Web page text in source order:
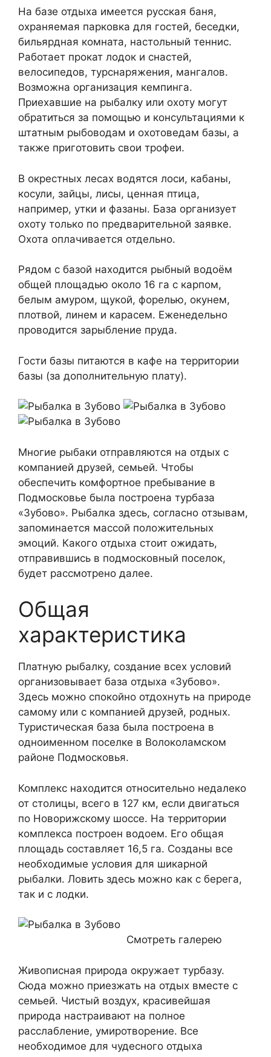
На базе отдыха имеется русская баня,
охраняемая парковка для гостей, беседки,
бильярдная комната, настольный теннис.
Работает прокат лодок и снастей,
велосипедов, турснаряжения, мангалов.
Возможна организация кемпинга.
Приехавшие на рыбалку или охоту могут
обратиться за помощью и консультациями к
штатным рыбоводам и охотоведам базы, а
также приготовить свои трофеи.
В окрестных лесах водятся лоси, кабаны,
косули, зайцы, лисы, ценная птица,
например, утки и фазаны. База организует
охоту только по предварительной заявке.
Охота оплачивается отдельно.
Рядом с базой находится рыбный водоём
общей площадью около 16 га с карпом,
белым амуром, щукой, форелью, окунем,
плотвой, линем и карасем. Еженедельно
проводится зарыбление пруда.
Гости базы питаются в кафе на территории
базы (за дополнительную плату).
Многие рыбаки отправляются на отдых с
компанией друзей, семьей. Чтобы
обеспечить комфортное пребывание в
Подмосковье была построена турбаза
«Зубово». Рыбалка здесь, согласно отзывам,
запоминается массой положительных
эмоций. Какого отдыха стоит ожидать,
отправившись в подмосковный поселок,
будет рассмотрено далее.
Общая
характеристика
Платную рыбалку, создание всех условий
организовывает база отдыха «Зубово».
Здесь можно спокойно отдохнуть на природе
самому или с компанией друзей, родных.
Туристическая база была построена в
одноименном поселке в Волоколамском
районе Подмосковья.
Комплекс находится относительно недалеко
от столицы, всего в 127 км, если двигаться
по Новорижскому шоссе. На территории
комплекса построен водоем. Его общая
площадь составляет 16,5 га. Созданы все
необходимые условия для шикарной
рыбалки. Ловить здесь можно как с берега,
так и с лодки.
Смотреть галерею
Живописная природа окружает турбазу.
Сюда можно приезжать на отдых вместе с
семьей. Чистый воздух, красивейшая
природа настраивают на полное
расслабление, умиротворение. Все
необходимое для чудесного отдыха